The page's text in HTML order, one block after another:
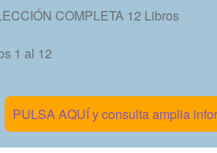
COMPLETA 12 Libros
1 al 12
PULSA AQUÍ y consulta amplia